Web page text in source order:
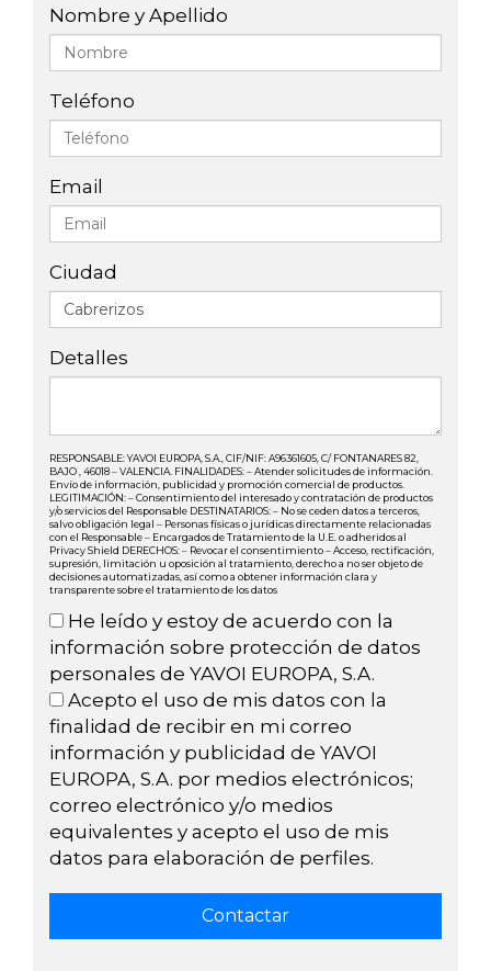
Nombre y Apellido
Teléfono
Email
Ciudad
Detalles
RESPONSABLE: YAVOI EUROPA, S.A., CIF/NIF: A96361605, C/ FONTANARES 82,
BAJO , 46018 – VALENCIA. FINALIDADES: – Atender solicitudes de información.
Envío de información, publicidad y promoción comercial de productos.
LEGITIMACIÓN: – Consentimiento del interesado y contratación de productos
y/o servicios del Responsable DESTINATARIOS: – No se ceden datos a terceros,
salvo obligación legal – Personas físicas o jurídicas directamente relacionadas
con el Responsable – Encargados de Tratamiento de la U.E. o adheridos al
Privacy Shield DERECHOS: – Revocar el consentimiento – Acceso, rectificación,
supresión, limitación u oposición al tratamiento, derecho a no ser objeto de
decisiones automatizadas, así como a obtener información clara y
transparente sobre el tratamiento de los datos
He leído y estoy de acuerdo con la
información sobre protección de datos
personales de YAVOI EUROPA, S.A.
Acepto el uso de mis datos con la
finalidad de recibir en mi correo
información y publicidad de YAVOI
EUROPA, S.A. por medios electrónicos;
correo electrónico y/o medios
equivalentes y acepto el uso de mis
datos para elaboración de perfiles.